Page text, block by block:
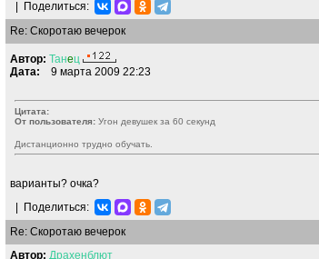
Поделиться:
Re: Скоротаю вечерок
Автор: Танeц
Дата: 9 марта 2009 22:23
Цитата:
От пользователя: Угон девушек за 60 секунд
Дистанционно трудно обучать.
варианты? очка?
Поделиться:
Re: Скоротаю вечерок
Автор: Драхенблют